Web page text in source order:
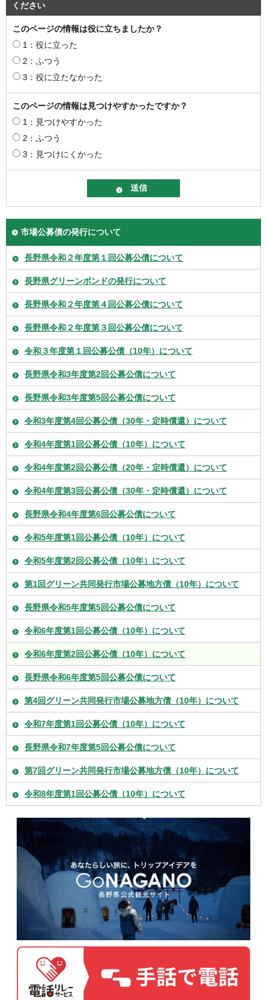
ください
このページの情報は役に立ちましたか？
1：役に立った
2：ふつう
3：役に立たなかった
このページの情報は見つけやすかったですか？
1：見つけやすかった
2：ふつう
3：見つけにくかった
市場公募債の発行について
長野県令和２年度第１回公募公債について
長野県グリーンボンドの発行について
長野県令和２年度第４回公募公債について
長野県令和２年度第３回公募公債について
令和３年度第１回公募公債（10年）について
長野県令和3年度第2回公募公債について
長野県令和3年度第5回公募公債について
令和3年度第4回公募公債（30年・定時償還）について
令和4年度第1回公募公債（10年）について
令和4年度第2回公募公債（20年・定時償還）について
令和4年度第3回公募公債（30年・定時償還）について
長野県令和4年度第6回公募公債について
令和5年度第1回公募公債（10年）について
令和5年度第2回公募公債（10年）について
第1回グリーン共同発行市場公募地方債（10年）について
長野県令和5年度第5回公募公債について
令和6年度第1回公募公債（10年）について
令和6年度第2回公募公債（10年）について
長野県令和6年度第5回公募公債について
第4回グリーン共同発行市場公募地方債（10年）について
令和7年度第1回公募公債（10年）について
長野県令和7年度第5回公募公債について
第7回グリーン共同発行市場公募地方債（10年）について
令和8年度第1回公募公債（10年）について